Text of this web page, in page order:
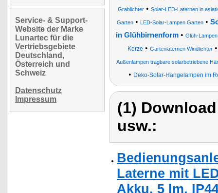
Service- & Support-
Website der Marke
Lunartec für die
Vertriebsgebiete
Deutschland,
Österreich und
Schweiz
Datenschutz
Impressum
Grablichter• Solar-LED-Laternen in
Garten• LED-Solar-Lampen Garten•
in Glühbirnenform • Glüh-
Kerze • Gartenlaternen Windlichter
Außenlampen tragbare solarbetriebene
• Deko-Solar-Hängelampen im
(1)
usw.:
Laterne mit
Akku, 5 lm,